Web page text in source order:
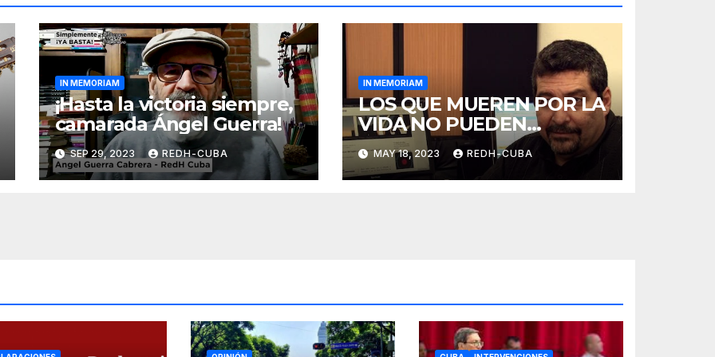
IN MEMORIAM
¡Hasta la victoria siempre,
camarada Ángel Guerra!
SEP 29, 2023 REDH-CUBA
IN MEMORIAM
LOS QUE MUEREN POR LA
VIDA NO PUEDEN
LLAMARSE MUERTOS
MAY 18, 2023 REDH-CUBA